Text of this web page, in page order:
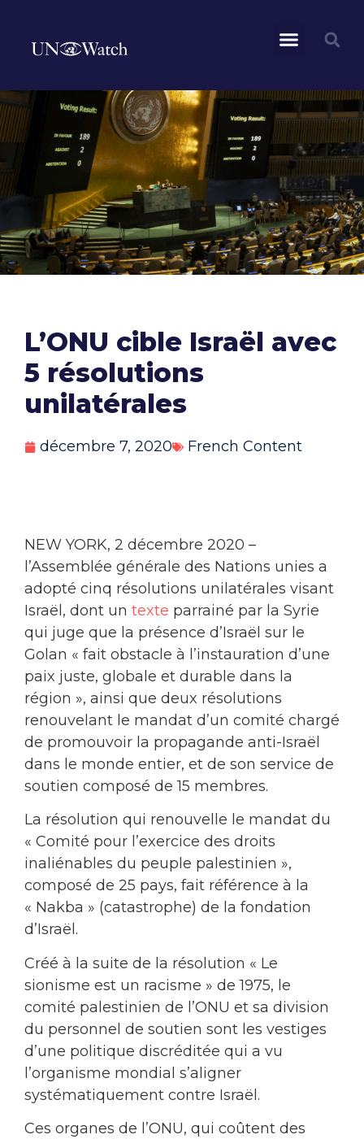
L’ONU cible Israël avec
5 résolutions
unilatérales
décembre 7, 2020 French Content
NEW YORK, 2 décembre 2020 –
l’Assemblée générale des Nations unies a
adopté cinq résolutions unilatérales visant
Israël, dont un texte parrainé par la Syrie
qui juge que la présence d’Israël sur le
Golan « fait obstacle à l’instauration d’une
paix juste, globale et durable dans la
région », ainsi que deux résolutions
renouvelant le mandat d’un comité chargé
de promouvoir la propagande anti-Israël
dans le monde entier, et de son service de
soutien composé de 15 membres.
La résolution qui renouvelle le mandat du
« Comité pour l’exercice des droits
inaliénables du peuple palestinien »,
composé de 25 pays, fait référence à la
« Nakba » (catastrophe) de la fondation
d’Israël.
Créé à la suite de la résolution « Le
sionisme est un racisme » de 1975, le
comité palestinien de l’ONU et sa division
du personnel de soutien sont les vestiges
d’une politique discréditée qui a vu
l’organisme mondial s’aligner
systématiquement contre Israël.
Ces organes de l’ONU, qui coûtent des